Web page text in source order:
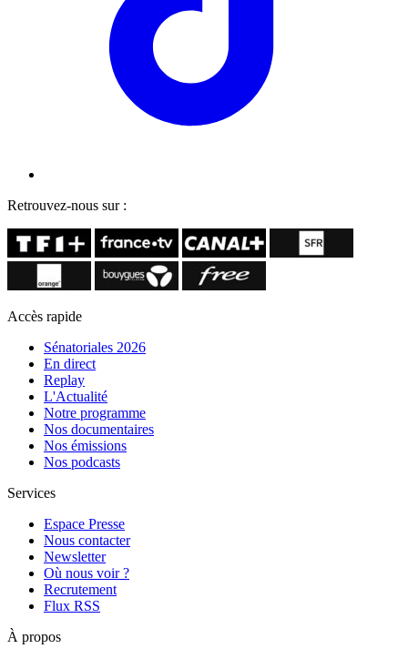
Retrouvez-nous sur :
Accès rapide
Sénatoriales 2026
En direct
Replay
L'Actualité
Notre programme
Nos documentaires
Nos émissions
Nos podcasts
Services
Espace Presse
Nous contacter
Newsletter
Où nous voir ?
Recrutement
Flux RSS
À propos